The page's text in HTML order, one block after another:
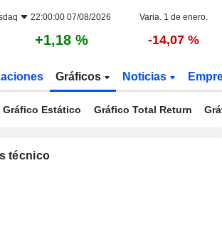
22:00:00 07/08/2026 Varia. 1 de enero.
+1,18 % -14,07 %
Gráficos Noticias
Gráfico Estático Gráfico Total Return
técnico